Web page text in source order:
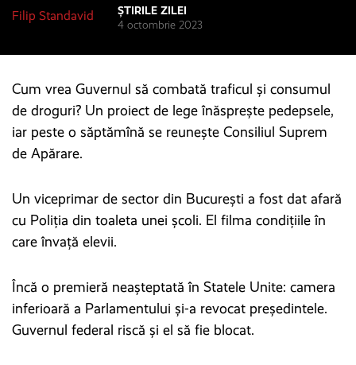
Filip Standavid
ȘTIRILE ZILEI
4 octombrie 2023
Cum vrea Guvernul să combată traficul și consumul
de droguri? Un proiect de lege înăsprește pedepsele,
iar peste o săptămînă se reunește Consiliul Suprem
de Apărare.
Un viceprimar de sector din București a fost dat afară
cu Poliția din toaleta unei școli. El filma condițiile în
care învață elevii.
Încă o premieră neașteptată în Statele Unite: camera
inferioară a Parlamentului și-a revocat președintele.
Guvernul federal riscă și el să fie blocat.